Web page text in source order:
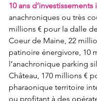
10 ans d’investissements
anachroniques ou très
millions € pour la dalle
Coeur de Maine, 22
patinoire énergivore, 10
l’anachronique parking
Château, 170 millions €
pharaonique territoire
ou profitant à des